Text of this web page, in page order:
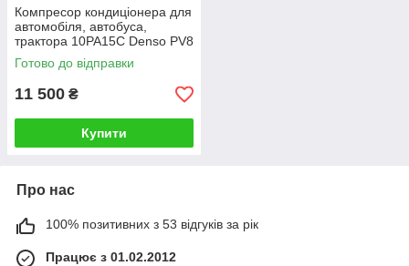
Компресор кондиціонера для
автомобіля, автобуса,
трактора 10PA15C Denso PV8
130 мм 12V CLAAS
A9062302011
Готово до відправки
11 500 ₴
Купити
Про нас
100% позитивних з 53 відгуків за рік
Працює з 01.02.2012